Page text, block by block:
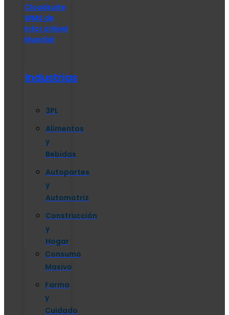
Cloudsuite
WMS de
Infor a Nivel
Mundial
Industrias
3PL
Alimentos
y
Bebidas
Autopartes
y
Automotriz
Construcción
y
Hogar
Consumo
Masivo
Farma
y
Cuidado